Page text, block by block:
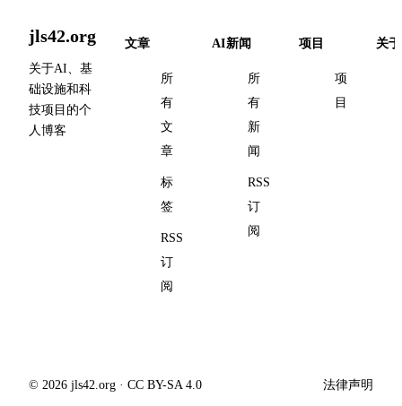
jls42.org
关于AI、基
础设施和科
技项目的个
人博客
文章
所
有
文
章
标
签
RSS
订
阅
AI新闻
所
有
新
闻
RSS
订
阅
项目
项
目
关于
© 2026 jls42.org · CC BY-SA 4.0 法律声明